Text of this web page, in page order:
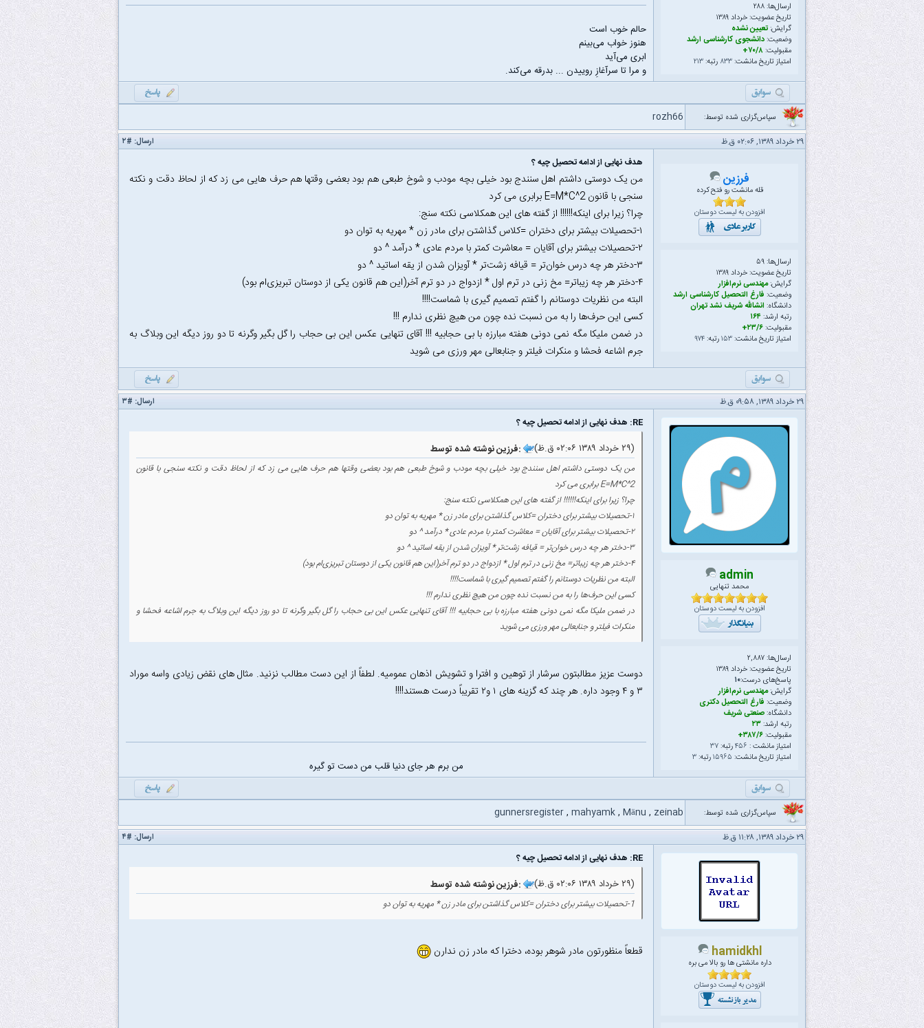
ارسال‌ها: ۲۸۸
تاریخ عضویت: خرداد ۱۳۸۹
گرایش:تعیین نشده
وضعیت:دانشجوی کارشناسی ارشد
مقبولیت: ۷۰/۸+
امتیاز تاریخ مانشت:۸۳۳ رتبه:۲۱۳
حالم خوب است
هنوز خواب می‌بینم
ابری می‌آید
و مرا تا سرآغازِ روییدن ... بدرقه می‌کند.
سپاس‌گزاری شده توسط: rozh66
ارسال: #۲ ۲۹ خرداد ۱۳۸۹, ۰۲:۰۶ ق.ظ
فرزین
قله مانشت رو فتح کرده
افزودن به لیست دوستان
ارسال‌ها: ۵۹
تاریخ عضویت: خرداد ۱۳۸۹
گرایش:مهندسی نرم‌افزار
وضعیت: فارغ التحصیل کارشناسی ارشد
دانشگاه: انشالله شریف نشد تهران
رتبه ارشد:۱۶۴
مقبولیت:۲۳/۶+
امتیاز تاریخ مانشت:۱۵۳رتبه:۹۷۴
هدف نهایی از ادامه تحصیل چیه ؟
من یک دوستی داشتم اهل سنندج بود خیلی بچه مودب و شوخ طبعی هم بود بعضی وقتها هم حرف هایی می زد که از لحاظ دقت و نکته
سنجی با قانون E=M*C^2 برابری می کرد
چرا؟ زیرا برای اینکه!!!!!! از گفته های این همکلاسی نکته سنج:
۱-تحصیلات بیشتر برای دختران =کلاس گذاشتن برای مادر زن * مهریه به توان دو
۲-تحصیلات بیشتر برای آقایان = معاشرت کمتر با مردم عادی * درآمد ^ دو
۳-دختر هر چه درس خوان‌تر = قیافه زشت‌تر * آویزان شدن از یقه اساتید ^ دو
۴-دختر هر چه زیباتر= مخ زنی در ترم اول * ازدواج در دو ترم آخر(این هم قانون یکی از دوستان تبریزی‌ام بود)
البته من نظریات دوستانم را گفتم تصمیم گیری با شماست!!!!
کسی این حرف‌ها را به من نسبت نده چون من هیچ نظری ندارم !!!
در ضمن ملیکا مگه نمی دونی هفته مبارزه با بی حجابیه !!! آقای تنهایی عکس این بی حجاب را گل بگیر وگرنه تا دو روز دیگه این وبلاگ به
جرم اشاعه فحشا و منکرات فیلتر و جنابعالی مهر ورزی می شوید
ارسال: #۳ ۲۹ خرداد ۱۳۸۹, ۰۹:۵۸ ق.ظ
admin
محمد تنهایی
افزودن به لیست دوستان
ارسال‌ها: ۲,۸۸۷
تاریخ عضویت: خرداد ۱۳۸۹
پاسخ‌های درست:۱۰
گرایش:مهندسی نرم‌افزار
وضعیت: فارغ التحصیل دکتری
دانشگاه:صنعتی شریف
رتبه ارشد:۲۳
مقبولیت:۳۸۷/۶+
امتیاز مانشت : ۴۵۶رتبه:۳۷
امتیاز تاریخ مانشت: ۱۵۹۶۵رتبه:۳
RE: هدف نهایی از ادامه تحصیل چیه ؟
(۲۹ خرداد ۱۳۸۹ ۰۲:۰۶ ق.ظ) فرزین نوشته شده توسط:
من یک دوستی داشتم اهل سنندج بود خیلی بچه مودب و شوخ طبعی هم بود بعضی وقتها هم حرف هایی می زد که از لحاظ دقت و نکته سنجی با قانون
E=M*C^2 برابری می کرد
چرا؟ زیرا برای اینکه!!!!!! از گفته های این همکلاسی نکته سنج:
۱-تحصیلات بیشتر برای دختران =کلاس گذاشتن برای مادر زن * مهریه به توان دو
۲-تحصیلات بیشتر برای آقایان = معاشرت کمتر با مردم عادی * درآمد ^ دو
۳-دختر هر چه درس خوان‌تر = قیافه زشت‌تر * آویزان شدن از یقه اساتید ^ دو
۴-دختر هر چه زیباتر= مخ زنی در ترم اول * ازدواج در دو ترم آخر(این هم قانون یکی از دوستان تبریزی‌ام بود)
البته من نظریات دوستانم را گفتم تصمیم گیری با شماست!!!!
کسی این حرف‌ها را به من نسبت نده چون من هیچ نظری ندارم !!!
در ضمن ملیکا مگه نمی دونی هفته مبارزه با بی حجابیه !!! آقای تنهایی عکس این بی حجاب را گل بگیر وگرنه تا دو روز دیگه این وبلاگ به جرم اشاعه فحشا و
منکرات فیلتر و جنابعالی مهر ورزی می شوید
دوست عزیز مطالبتون سرشار از توهین و افترا و تشویش اذهان عمومیه. لطفاً از این دست مطالب نزنید. مثال های نقض زیادی واسه موراد
۳ و ۴ وجود داره. هر چند که گزینه های ۱ و۲ تقریباً درست هستند!!!!
من برم هر جای دنیا قلب من دست تو گیره
سپاس‌گزاری شده توسط: zeinab
,
Mänu
,
mahyamk
,
gunnersregister
ارسال: #۴ ۲۹ خرداد ۱۳۸۹, ۱۱:۲۸ ق.ظ
hamidkhl
داره مانشتی ها رو بالا می بره
افزودن به لیست دوستان
RE: هدف نهایی از ادامه تحصیل چیه ؟
(۲۹ خرداد ۱۳۸۹ ۰۲:۰۶ ق.ظ) فرزین نوشته شده توسط:
1-تحصیلات بیشتر برای دختران =کلاس گذاشتن برای مادر زن * مهریه به توان دو
قطعاً منظورتون مادر شوهر بوده، دخترا که مادر زن ندارن